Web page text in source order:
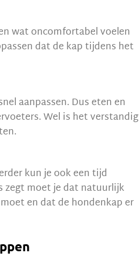
wat oncomfortabel voelen
dat de kap tijdens het
aanpassen. Dus eten en
Wel is het verstandig
kun je ook een tijd
zegt moet je dat natuurlijk
en dat de hondenkap er